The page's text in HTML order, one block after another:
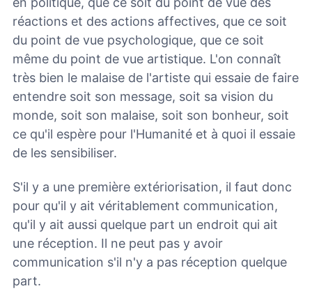
réactions et des actions affectives, que ce soit
du point de vue psychologique, que ce soit
même du point de vue artistique. L'on connaît
très bien le malaise de l'artiste qui essaie de faire
entendre soit son message, soit sa vision du
monde, soit son malaise, soit son bonheur, soit
ce qu'il espère pour l'Humanité et à quoi il essaie
de les sensibiliser.
S'il y a une première extériorisation, il faut donc
pour qu'il y ait véritablement communication,
qu'il y ait aussi quelque part un endroit qui ait
une réception. Il ne peut pas y avoir
communication s'il n'y a pas réception quelque
part.